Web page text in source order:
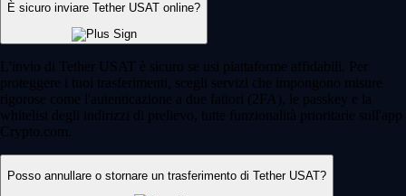
È sicuro inviare Tether USAT online?
L'invio di Tether USAT è sicuro se usi piattaforme affidabili. Per
proteggere i tuoi trasferimenti, scegli servizi che impongono misure
rigorose come l'autenticazione a due fattori (2FA), le passkey e la
whitelist degli indirizzi di prelievo, tutte funzionalità prioritarie sull'app
Crypto.com.
Posso annullare o stornare un trasferimento di Tether USAT?